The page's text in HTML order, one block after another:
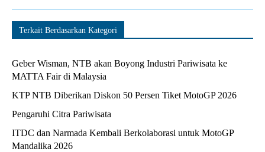
Terkait Berdasarkan Kategori
Geber Wisman, NTB akan Boyong Industri Pariwisata ke
MATTA Fair di Malaysia
KTP NTB Diberikan Diskon 50 Persen Tiket MotoGP 2026
Pengaruhi Citra Pariwisata
ITDC dan Narmada Kembali Berkolaborasi untuk MotoGP
Mandalika 2026